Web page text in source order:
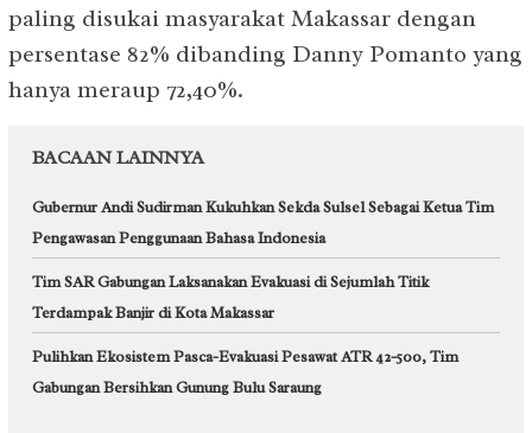
paling disukai masyarakat Makassar dengan
persentase 82% dibanding Danny Pomanto yang
hanya meraup 72,40%.
BACAAN LAINNYA
Gubernur Andi Sudirman Kukuhkan Sekda Sulsel Sebagai Ketua Tim
Pengawasan Penggunaan Bahasa Indonesia
Tim SAR Gabungan Laksanakan Evakuasi di Sejumlah Titik
Terdampak Banjir di Kota Makassar
Pulihkan Ekosistem Pasca-Evakuasi Pesawat ATR 42-500, Tim
Gabungan Bersihkan Gunung Bulu Saraung